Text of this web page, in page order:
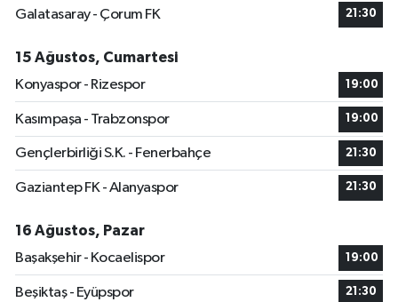
Galatasaray - Çorum FK
21:30
15 Ağustos, Cumartesi
Konyaspor - Rizespor
19:00
Kasımpaşa - Trabzonspor 19:00
Gençlerbirliği S.K. - Fenerbahçe 21:30
Gaziantep FK - Alanyaspor 21:30
16 Ağustos, Pazar
Başakşehir - Kocaelispor
19:00
Beşiktaş - Eyüpspor 21:30